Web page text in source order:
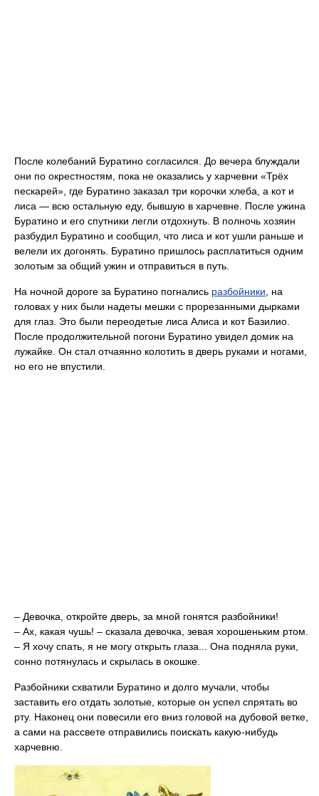
После колебаний Буратино согласился. До вечера блуждали
они по окрестностям, пока не оказались у харчевни «Трёх
пескарей», где Буратино заказал три корочки хлеба, а кот и
лиса — всю остальную еду, бывшую в харчевне. После ужина
Буратино и его спутники легли отдохнуть. В полночь хозяин
разбудил Буратино и сообщил, что лиса и кот ушли раньше и
велели их догонять. Буратино пришлось расплатиться одним
золотым за общий ужин и отправиться в путь.
На ночной дороге за Буратино погнались разбойники, на
головах у них были надеты мешки с прорезанными дырками
для глаз. Это были переодетые лиса Алиса и кот Базилио.
После продолжительной погони Буратино увидел домик на
лужайке. Он стал отчаянно колотить в дверь руками и ногами,
но его не впустили.
– Девочка, откройте дверь, за мной гонятся разбойники!
– Ах, какая чушь! – сказала девочка, зевая хорошеньким ртом.
– Я хочу спать, я не могу открыть глаза... Она подняла руки,
сонно потянулась и скрылась в окошке.
Разбойники схватили Буратино и долго мучали, чтобы
заставить его отдать золотые, которые он успел спрятать во
рту. Наконец они повесили его вниз головой на дубовой ветке,
а сами на рассвете отправились поискать какую-нибудь
харчевню.